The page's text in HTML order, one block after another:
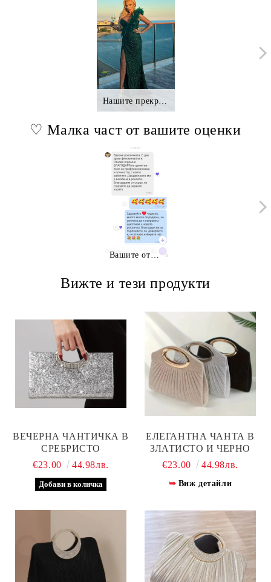
♡ Малка част от вашите оценки
Вижте и тези продукти
ВЕЧЕРНА ЧАНТИЧКА В
СРЕБРИСТО
€23.00
44.98лв.
ЕЛЕГАНТНА ЧАНТА В
ЗЛАТИСТО И ЧЕРНО
€23.00
44.98лв.
Виж детайли